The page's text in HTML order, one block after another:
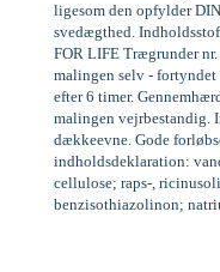
ligesom den opfylder
svedægthed.
FOR LIFE Trægrunder
malingen selv - fortyndet
efter 6 timer.
malingen vejrbestandig.
dækkeevne. Gode
indholdsdeklaration:
cellulose; raps-,
benzisothiazolinon;